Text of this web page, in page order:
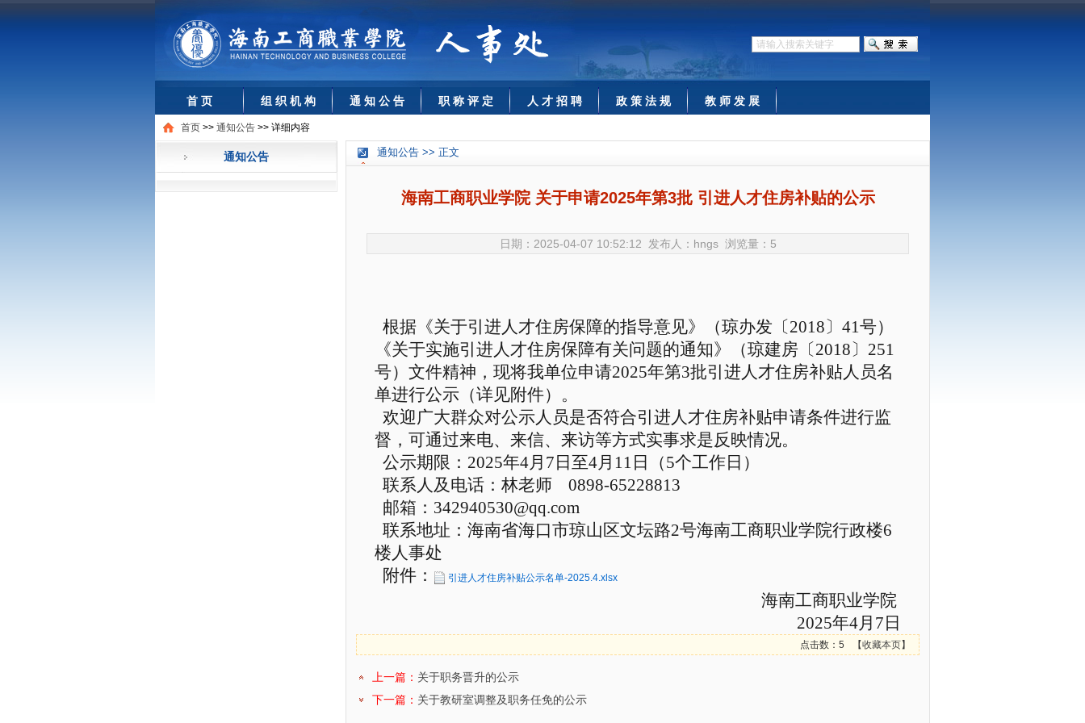
首 页 组 织 机 构 通 知 公 告 职 称 评 定 人 才 招 聘 政 策 法 规 教 师 发 展
首页 >> 通知公告 >> 详细内容
通知公告 通知公告 >> 正文
海南工商职业学院 关于申请2025年第3批 引进人才住房补贴的公示
日期：2025-04-07 10:52:12 发布人：hngs 浏览量： 5
根据《关于引进人才住房保障的指导意见》（琼办发〔2018〕41号）
《关于实施引进人才住房保障有关问题的通知》（琼建房〔2018〕251
号）文件精神，现将我单位申请2025年第3批引进人才住房补贴人员名
单进行公示（详见附件） 。
欢迎广大群众对公示人员是否符合引进人才住房补贴申请条件进行监
督，可通过来电、来信、来访等方式实事求是反映情况。
公示期限：2025年4月 7 日至4月 11 日（5个工作日）
联系人及 电话： 林老师 0898-65228813
邮箱： 342940530@qq.com
联系地址 ： 海南省海口市琼山区文坛路2号海南工商职业学院行政楼6
楼人事处
附件：
引进人才住房补贴公示名单-2025.4.xlsx
海南工商职业学院
2025年4月 7 日
点击数：5 【收藏本页】
上一篇： 关于职务晋升的公示
下一篇： 关于教研室调整及职务任免的公示